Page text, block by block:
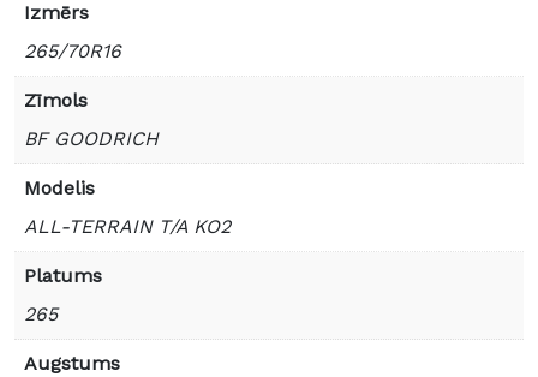
Izmērs
265/70R16
Zīmols
BF GOODRICH
Modelis
ALL-TERRAIN T/A KO2
Platums
265
Augstums